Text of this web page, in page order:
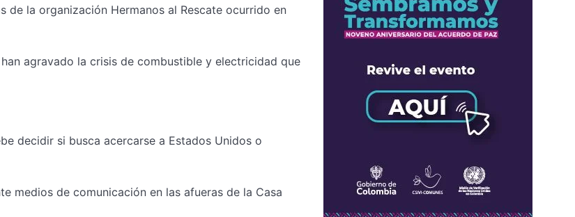
la organización Hermanos al Rescate ocurrido en
agravado la crisis de combustible y electricidad que
decidir si busca acercarse a Estados Unidos o
medios de comunicación en las afueras de la Casa